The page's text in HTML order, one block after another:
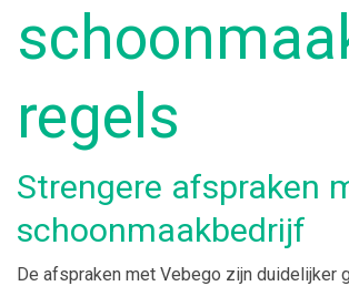
regels
Strengere afspraken
schoonmaakbedrijf
De afspraken met Vebego zijn duidelijker